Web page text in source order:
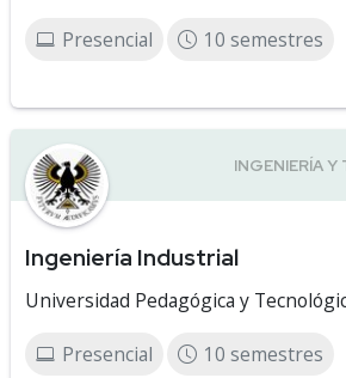
Presencial 10 semestres
Ingeniería Industrial
Universidad Pedagógica y
Presencial 10 semestres